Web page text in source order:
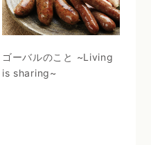
ゴーバルのこと ~Living
is sharing~